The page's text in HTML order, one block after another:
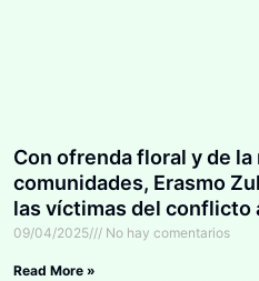
Con ofrenda floral y de la
comunidades, Erasmo
las víctimas del conflicto
09/04/2025 No hay comentarios
Read More »